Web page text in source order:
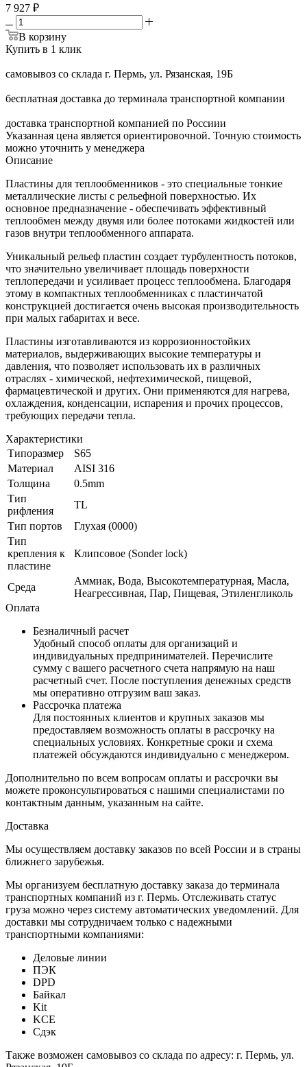
7 927 ₽
В корзину
Купить в 1 клик
самовывоз со склада г. Пермь, ул. Рязанская, 19Б
бесплатная доставка до терминала транспортной компании
доставка транспортной компанией по Россиии
Указанная цена является ориентировочной. Точную стоимость
можно уточнить у менеджера
Описание
Пластины для теплообменников - это специальные тонкие
металлические листы с рельефной поверхностью. Их
основное предназначение - обеспечивать эффективный
теплообмен между двумя или более потоками жидкостей или
газов внутри теплообменного аппарата.
Уникальный рельеф пластин создает турбулентность потоков,
что значительно увеличивает площадь поверхности
теплопередачи и усиливает процесс теплообмена. Благодаря
этому в компактных теплообменниках с пластинчатой
конструкцией достигается очень высокая производительность
при малых габаритах и весе.
Пластины изготавливаются из коррозионностойких
материалов, выдерживающих высокие температуры и
давления, что позволяет использовать их в различных
отраслях - химической, нефтехимической, пищевой,
фармацевтической и других. Они применяются для нагрева,
охлаждения, конденсации, испарения и прочих процессов,
требующих передачи тепла.
Характеристики
Типоразмер
S65
Материал
AISI 316
Толщина
0.5mm
Тип
рифления
TL
Тип портов
Глухая (0000)
Тип
крепления к
пластине
Клипсовое (Sonder lock)
Среда
Аммиак, Вода, Высокотемпературная, Масла,
Неагрессивная, Пар, Пищевая, Этиленгликоль
Оплата
Безналичный расчет
Удобный способ оплаты для организаций и
индивидуальных предпринимателей. Перечислите
сумму с вашего расчетного счета напрямую на наш
расчетный счет. После поступления денежных средств
мы оперативно отгрузим ваш заказ.
Рассрочка платежа
Для постоянных клиентов и крупных заказов мы
предоставляем возможность оплаты в рассрочку на
специальных условиях. Конкретные сроки и схема
платежей обсуждаются индивидуально с менеджером.
Дополнительно по всем вопросам оплаты и рассрочки вы
можете проконсультироваться с нашими специалистами по
контактным данным, указанным на сайте.
Доставка
Мы осуществляем доставку заказов по всей России и в страны
ближнего зарубежья.
Мы организуем бесплатную доставку заказа до терминала
транспортных компаний из г. Пермь. Отслеживать статус
груза можно через систему автоматических уведомлений. Для
доставки мы сотрудничаем только с надежными
транспортными компаниями:
Деловые линии
ПЭК
DPD
Байкал
Kit
KCE
Сдэк
Также возможен самовывоз со склада по адресу: г. Пермь, ул.